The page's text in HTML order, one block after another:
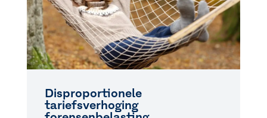
Disproportionele
tariefsverhoging